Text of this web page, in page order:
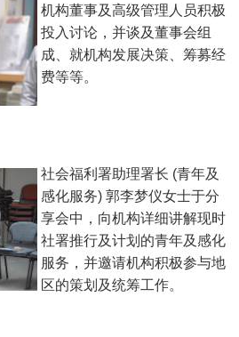
机构董事及高级管理人员积极
投入讨论，并谈及董事会组
成、就机构发展决策、筹募经
费等等。
社会福利署助理署长 (青年及
感化服务) 郭李梦仪女士于分
享会中，向机构详细讲解现时
社署推行及计划的青年及感化
服务，并邀请机构积极参与地
区的策划及统筹工作。